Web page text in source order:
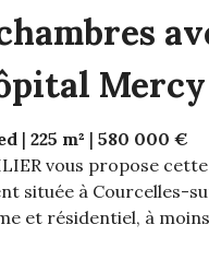
Mercy
| 225 m² | 580 000 €
vous propose
située à Courcelles-
et résidentiel, à